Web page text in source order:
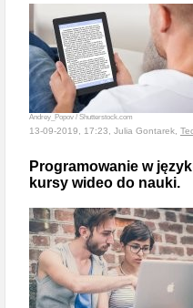
Andrey_Popov / Shutterstock.com
13-09-2019, 17:23, Julia Gontarek,
Programowanie w
kursy wideo do nauki.